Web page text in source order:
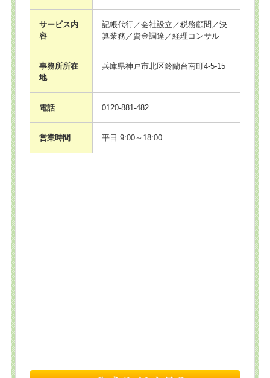
サービス内
容
記帳代行／会社設立／税務顧問／決
算業務／資金調達／経理コンサル
事務所所在
地
兵庫県神戸市北区鈴蘭台南町4-5-15
電話 0120-881-482
営業時間 平日 9:00～18:00